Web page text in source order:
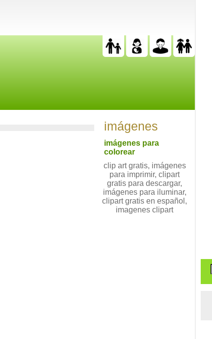
imágenes
imágenes para
colorear
clip art gratis, imágenes
para imprimir, clipart
gratis para descargar,
imágenes para iluminar,
clipart gratis en español,
imagenes clipart